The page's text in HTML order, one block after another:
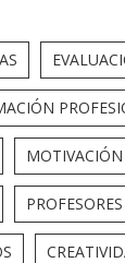
MOTIVACIÓN
PROFESORES